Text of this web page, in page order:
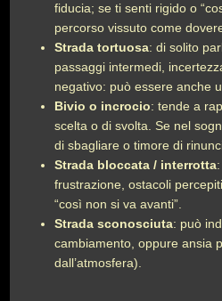
fiducia; se ti senti rigido o
percorso vissuto come
Strada tortuosa: di solito
passaggi intermedi,
negativo: può essere anche
Bivio o incrocio: tende a
scelta o di svolta. Se nel
di sbagliare o timore di
Strada bloccata / interrotta
frustrazione, ostacoli
“così non si va avanti”.
Strada sconosciuta: può
cambiamento, oppure ansia
dall’atmosfera).